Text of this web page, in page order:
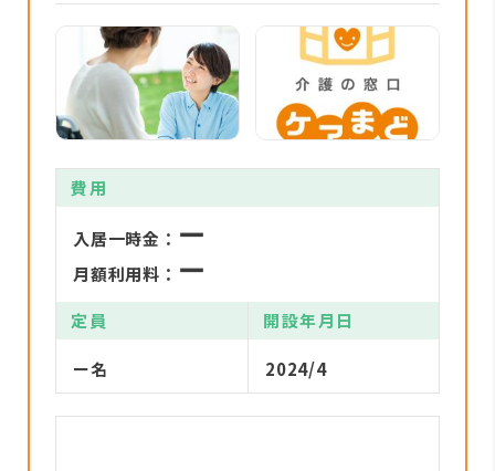
費用
入居一時金： ー
月額利用料： ー
定員 開設年月日
ー名 2024/4